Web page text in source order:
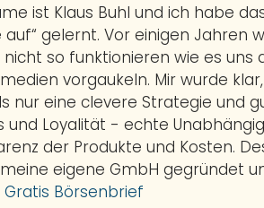
ist Klaus Buhl und ich habe
auf“ gelernt. Vor einigen Jahren
nicht so funktionieren wie es uns
vorgaukeln. Mir wurde
nur eine clevere Strategie und
und Loyalität - echte
der Produkte und Kosten.
eigene GmbH gegründet
Gratis Börsenbrief